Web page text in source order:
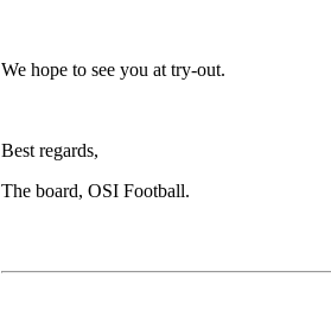
We hope to see you at try-out.
Best regards,
The board, OSI Football.